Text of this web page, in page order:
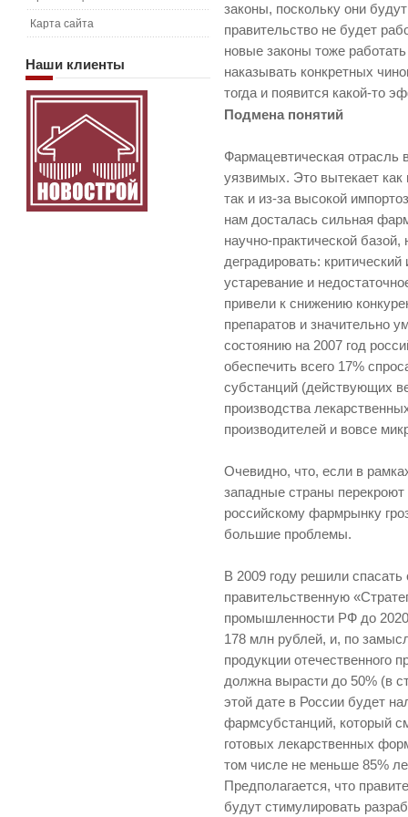
законы, поскольку они
правительство не будет
новые законы тоже
наказывать конкретных
тогда и появится какой-то
Подмена понятий
Фармацевтическая
уязвимых. Это вытекает как
так и из-за высокой
нам досталась сильная
научно-практической
деградировать:
устаревание и
привели к снижению
препаратов и значительно
состоянию на 2007 год
обеспечить всего 17%
субстанций (действующих
производства
производителей и вовсе
Очевидно, что, если в
западные страны
российскому фармрынку
большие проблемы.
В 2009 году решили
правительственную
промышленности РФ до
178 млн рублей, и, по
продукции отечественного
должна вырасти до 50% (в
этой дате в России будет
фармсубстанций, который
готовых лекарственных
том числе не меньше 85%
Предполагается, что
будут стимулировать
Карта сайта
Наши клиенты